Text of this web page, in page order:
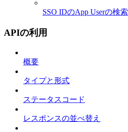
SSO IDのApp Userの検索
APIの利用
概要
タイプと形式
ステータスコード
レスポンスの並べ替え